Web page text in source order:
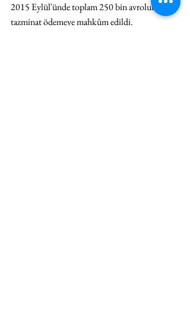
2015 Eylül'ünde toplam 250 bin avroluk
tazminat ödemeye mahkûm edildi.